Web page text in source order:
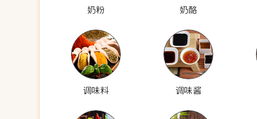
奶粉 奶酪
调味料 调味酱